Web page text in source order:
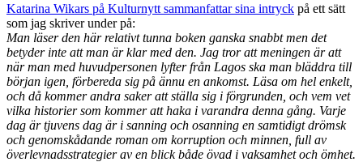
Katarina Wikars på Kulturnytt sammanfattar sina intryck på ett sätt
som jag skriver under på:
Man läser den här relativt tunna boken ganska snabbt men det
betyder inte att man är klar med den. Jag tror att meningen är att
när man med huvudpersonen lyfter från Lagos ska man bläddra till
början igen, förbereda sig på ännu en ankomst. Läsa om hel enkelt,
och då kommer andra saker att ställa sig i förgrunden, och vem vet
vilka historier som kommer att haka i varandra denna gång. Varje
dag är tjuvens dag är i sanning och osanning en samtidigt drömsk
och genomskådande roman om korruption och minnen, full av
överlevnadsstrategier av en blick både övad i vaksamhet och ömhet.